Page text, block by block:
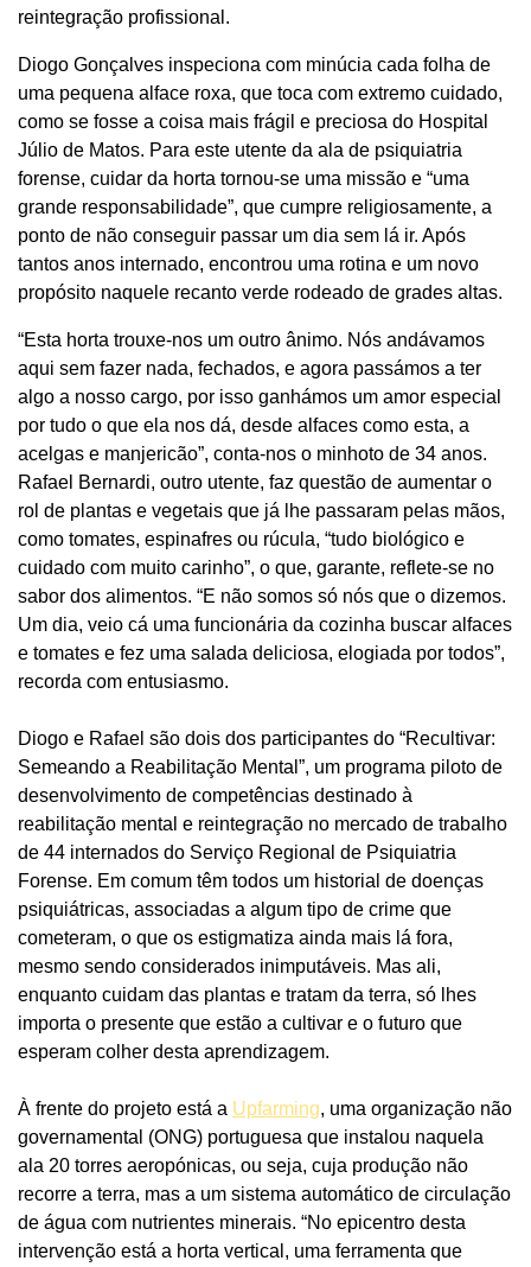
reintegração profissional.
Diogo Gonçalves inspeciona com minúcia cada folha de
uma pequena alface roxa, que toca com extremo cuidado,
como se fosse a coisa mais frágil e preciosa do Hospital
Júlio de Matos. Para este utente da ala de psiquiatria
forense, cuidar da horta tornou-se uma missão e “uma
grande responsabilidade”, que cumpre religiosamente, a
ponto de não conseguir passar um dia sem lá ir. Após
tantos anos internado, encontrou uma rotina e um novo
propósito naquele recanto verde rodeado de grades altas.
“Esta horta trouxe-nos um outro ânimo. Nós andávamos
aqui sem fazer nada, fechados, e agora passámos a ter
algo a nosso cargo, por isso ganhámos um amor especial
por tudo o que ela nos dá, desde alfaces como esta, a
acelgas e manjericão”, conta-nos o minhoto de 34 anos.
Rafael Bernardi, outro utente, faz questão de aumentar o
rol de plantas e vegetais que já lhe passaram pelas mãos,
como tomates, espinafres ou rúcula, “tudo biológico e
cuidado com muito carinho”, o que, garante, reflete-se no
sabor dos alimentos. “E não somos só nós que o dizemos.
Um dia, veio cá uma funcionária da cozinha buscar alfaces
e tomates e fez uma salada deliciosa, elogiada por todos”,
recorda com entusiasmo.
Diogo e Rafael são dois dos participantes do “Recultivar:
Semeando a Reabilitação Mental”, um programa piloto de
desenvolvimento de competências destinado à
reabilitação mental e reintegração no mercado de trabalho
de 44 internados do Serviço Regional de Psiquiatria
Forense. Em comum têm todos um historial de doenças
psiquiátricas, associadas a algum tipo de crime que
cometeram, o que os estigmatiza ainda mais lá fora,
mesmo sendo considerados inimputáveis. Mas ali,
enquanto cuidam das plantas e tratam da terra, só lhes
importa o presente que estão a cultivar e o futuro que
esperam colher desta aprendizagem.
À frente do projeto está a Upfarming, uma organização não
governamental (ONG) portuguesa que instalou naquela
ala 20 torres aeropónicas, ou seja, cuja produção não
recorre a terra, mas a um sistema automático de circulação
de água com nutrientes minerais. “No epicentro desta
intervenção está a horta vertical, uma ferramenta que